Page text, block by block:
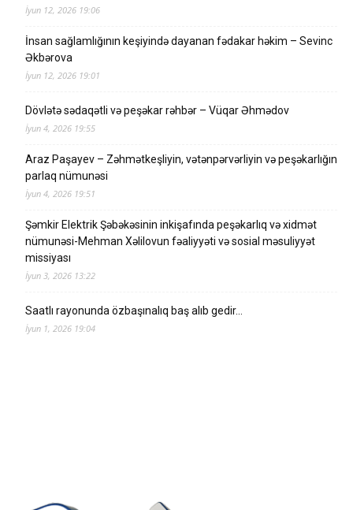
İyun 12, 2026 19:06
İnsan sağlamlığının keşiyində dayanan fədakar həkim – Sevinc
Əkbərova
İyun 12, 2026 19:01
Dövlətə sədaqətli və peşəkar rəhbər – Vüqar Əhmədov
İyun 4, 2026 19:55
Araz Paşayev – Zəhmətkeşliyin, vətənpərvərliyin və peşəkarlığın
parlaq nümunəsi
İyun 4, 2026 19:51
Şəmkir Elektrik Şəbəkəsinin inkişafında peşəkarlıq və xidmət
nümunəsi-Mehman Xəlilovun fəaliyyəti və sosial məsuliyyət
missiyası
İyun 3, 2026 13:22
Saatlı rayonunda özbaşınalıq baş alıb gedir…
İyun 1, 2026 19:04